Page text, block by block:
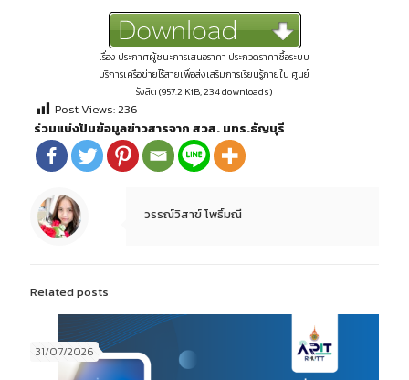
เรื่อง ประกาศผู้ชนะการเสนอราคา ประกวดราคาซื้อระบบ
บริการเครือข่ายไร้สายเพื่อส่งเสริมการเรียนรู้ภายใน ศูนย์
รังสิต (957.2 KiB, 234 downloads)
Post Views:236
ร่วมแบ่งปันข้อมูลข่าวสารจาก สวส. มทร.ธัญบุรี
วรรณ์วิสาข์ โพธิ์มณี
Related posts
31/07/2026